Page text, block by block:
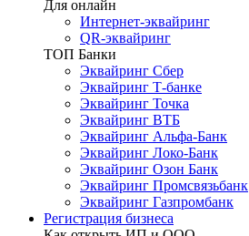
Для онлайн
Интернет-эквайринг
QR-эквайринг
ТОП Банки
Эквайринг Сбер
Эквайринг Т-банке
Эквайринг Точка
Эквайринг ВТБ
Эквайринг Альфа-Банк
Эквайринг Локо-Банк
Эквайринг Озон Банк
Эквайринг Промсвязьбанк
Эквайринг Газпромбанк
Регистрация бизнеса